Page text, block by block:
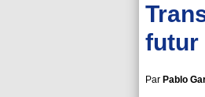
futur
Par Pablo